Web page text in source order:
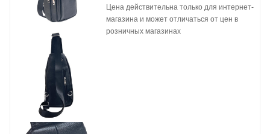
Цена действительна только для интернет-
магазина и может отличаться от цен в
розничных магазинах